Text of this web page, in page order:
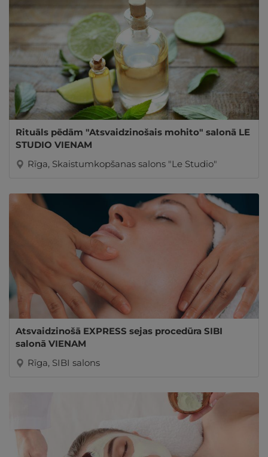
Rituāls pēdām "Atsvaidzinošais mohito" salonā LE
STUDIO VIENAM
Rīga, Skaistumkopšanas salons "Le Studio"
Atsvaidzinošā EXPRESS sejas procedūra SIBI
salonā VIENAM
Rīga, SIBI salons